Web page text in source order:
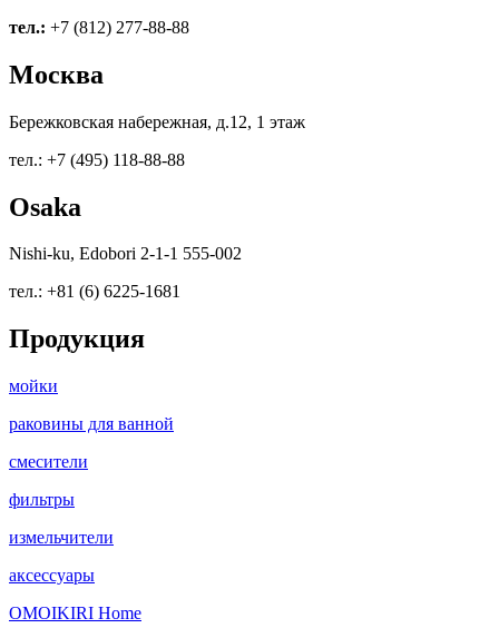
тел.: +7 (812) 277-88-88
Москва
Бережковская набережная, д.12, 1 этаж
тел.: +7 (495) 118-88-88
Osaka
Nishi-ku, Edobori 2-1-1 555-002
тел.: +81 (6) 6225-1681
Продукция
мойки
раковины для ванной
смесители
фильтры
измельчители
аксессуары
OMOIKIRI Home